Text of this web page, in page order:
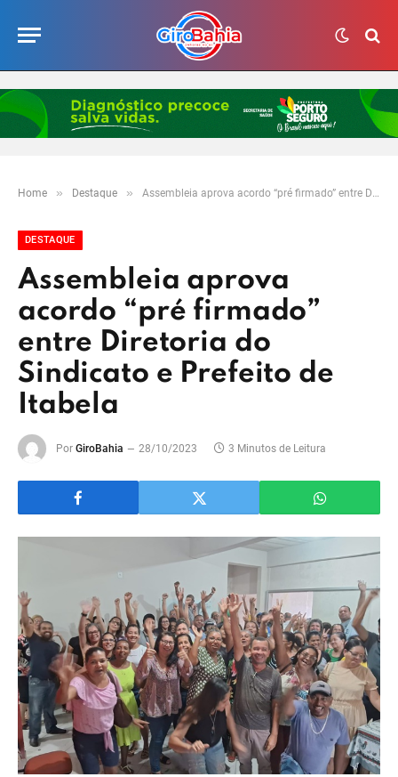
Home » Destaque » Assembleia aprova acordo “pré firmado” entre Diretoria do Sindicato e Prefeito de Itabela
DESTAQUE
Assembleia aprova
acordo “pré firmado”
entre Diretoria do
Sindicato e Prefeito de
Itabela
Por GiroBahia 28/10/2023 3 Minutos de Leitura